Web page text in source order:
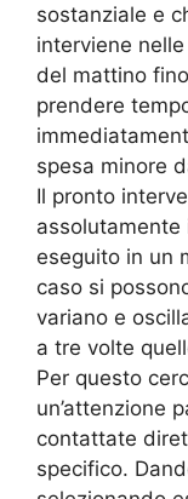
sostanziale e
interviene
del mattino
prendere
spesa minore
Il pronto
assolutamente
eseguito in un
caso si
variano e
a tre volte
Per questo
un’attenzione
contattate
specifico.